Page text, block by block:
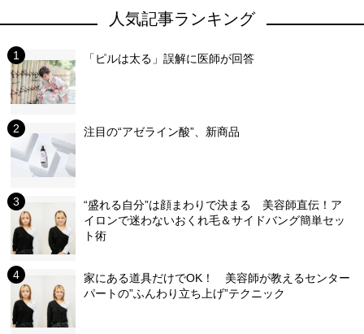
人気記事ランキング
「ピルは太る」誤解に医師が回答
注目の“アゼライン酸”、新商品
“盛れる自分”は顔まわりで決まる 美容師直伝！ア
イロンで迷わないおくれ毛＆サイドバング簡単セッ
ト術
家にある道具だけでOK！ 美容師が教えるセンター
パートの”ふんわり立ち上げ”テクニック